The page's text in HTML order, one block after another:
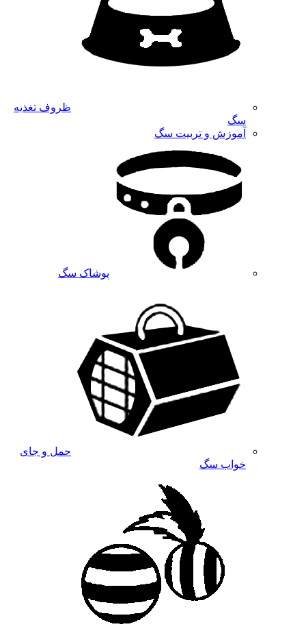
ظروف تغذیه
سگ
آموزش و تربیت سگ
پوشاک سگ
حمل و جای
خواب سگ